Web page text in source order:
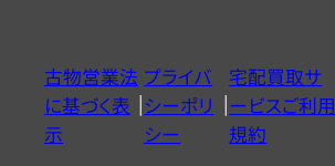
ヤ
ル
0120604117
古物営業法
に基づく表
示
プライバ
シーポリ
シー
宅配買取サ
ービスご利用
規約